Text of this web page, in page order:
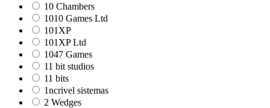
10 Chambers
1010 Games Ltd
101XP
101XP Ltd
1047 Games
11 bit studios
11 bits
1ncrivel sistemas
2 Wedges